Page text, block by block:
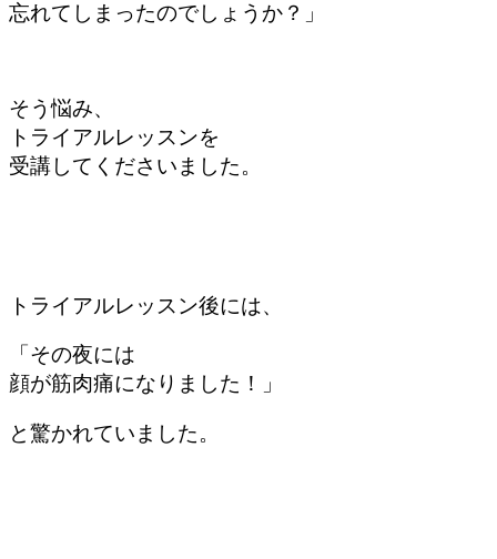
忘れてしまったのでしょうか？」
そう悩み、
トライアルレッスンを
受講してくださいました。
トライアルレッスン後には、
「その夜には
顔が筋肉痛になりました！」
と驚かれていました。